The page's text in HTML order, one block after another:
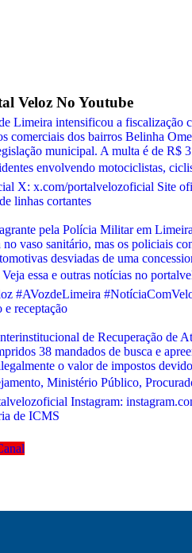
Veloz No Youtube
linhas cortantes
receptação
de ICMS